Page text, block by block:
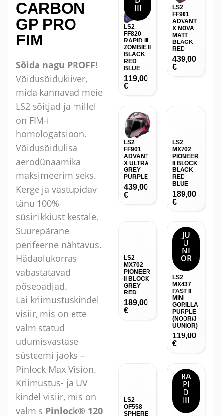
CARBON
GP PRO
FIM
Sõida nagu PROFF!
Võidusõidukiiver,
mida kannavad meie
LS2 sõitjad ja millel
on FIM-i
homologatsioon.
Võidusõidulisa
aerodünaamika
maksimeerimiseks.
Kerge ja vastupidav
tänu 100%
süsinikkiust kestale.
Suurepärane
perifeerne nähtavus.
Hädaolukorras
vabastatavad
põsepadjad.
Lai kriimustuskindel
visiir, mis on ette
valmistatud
udumisvastase
süsteemi jaoks –
Pinlock Max Vision.
Kriimustus- ja UV
kindel visiir, mis on
valmis Pinlock® 120
III
LS2
FF820
RAPID III
ZOMBIE II
BLACK
RED
BLUE
119,00
€
LS2
FF901
ADVANT
X NOVA
MATT
BLACK
RED
439,00
€
LS2
FF901
ADVANT
X ULTRA
GREY
PURPLE
439,00
€
LS2
MX702
PIONEER
II BLOCK
BLACK
RED
BLUE
189,00
€
LS2
MX702
PIONEER
II BLOCK
GREY
RED
189,00
€
JU
U
NI
OR
LS2
MX437
FAST II
MINI
GORILLA
PURPLE
(NOOR/J
UUNIOR)
119,00
€
LS2
OF558
SPHERE
RA
PI
D
III